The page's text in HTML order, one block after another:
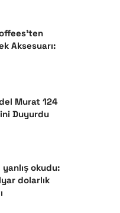
Aksesuarı:
Murat 124
Duyurdu
yanlış okudu:
dolarlık